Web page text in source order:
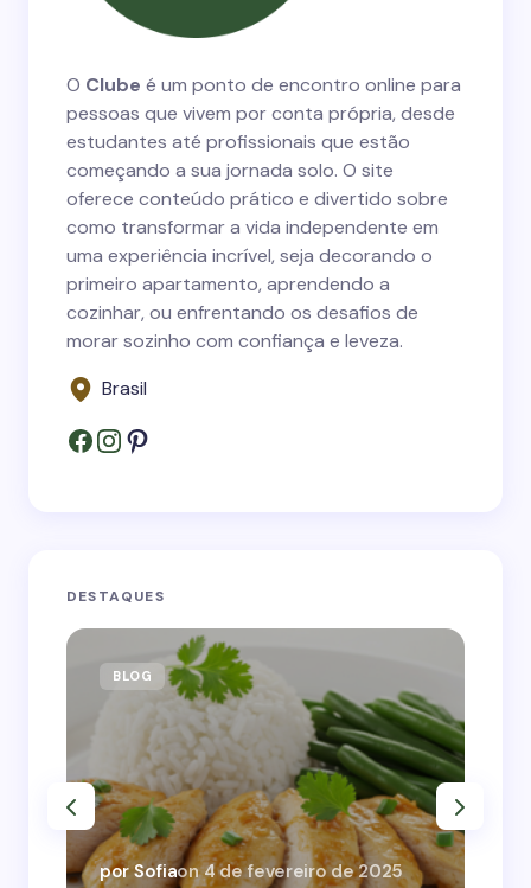
O Clube é um ponto de encontro online para
pessoas que vivem por conta própria, desde
estudantes até profissionais que estão
começando a sua jornada solo. O site
oferece conteúdo prático e divertido sobre
como transformar a vida independente em
uma experiência incrível, seja decorando o
primeiro apartamento, aprendendo a
cozinhar, ou enfrentando os desafios de
morar sozinho com confiança e leveza.
Brasil
DESTAQUES
BLOG
por Sofiaon 4 de fevereiro de 2025